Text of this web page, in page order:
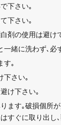
下さい｡
下さい｡
剤の使用は避け
緒に洗わず､必
す｡
下さい｡
け下さい｡
ます｡破損個所
すぐに取り出し